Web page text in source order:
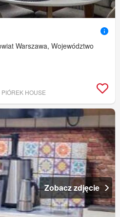
Warszawa, Województwo
HOUSE
Zobacz zdjęcie